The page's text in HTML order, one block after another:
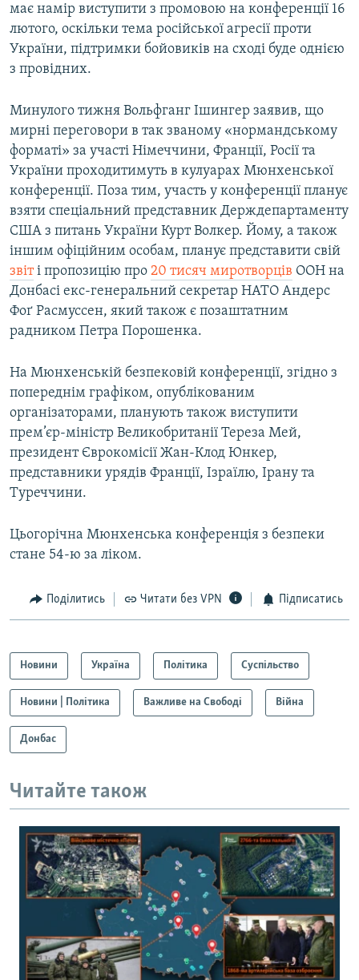
має намір виступити з промовою на конференції 16
лютого, оскільки тема російської агресії проти
України, підтримки бойовиків на сході буде однією
з провідних.
Минулого тижня Вольфганг Ішингер заявив, що
мирні переговори в так званому «нормандському
форматі» за участі Німеччини, Франції, Росії та
України проходитимуть в кулуарах Мюнхенської
конференції. Поза тим, участь у конференції планує
взяти спеціальний представник Держдепартаменту
США з питань України Курт Волкер. Йому, а також
іншим офіційним особам, планує представити свій
звіті пропозицію про 20 тисяч миротворців ООН на
Донбасі екс-генеральний секретар НАТО Андерс
Фоґ Расмуссен, який також є позаштатним
радником Петра Порошенка.
На Мюнхенській безпековій конференції, згідно з
попереднім графіком, опублікованим
організаторами, планують також виступити
прем’єр-міністр Великобританії Тереза Мей,
президент Єврокомісії Жан-Клод Юнкер,
представники урядів Франції, Ізраїлю, Ірану та
Туреччини.
Цьогорічна Мюнхенська конференція з безпеки
стане 54-ю за ліком.
Поділитись Читати без VPN Підписатись
Новини Україна Політика Суспільство
Новини | Політика Важливе на Свободі Війна
Донбас
Читайте також